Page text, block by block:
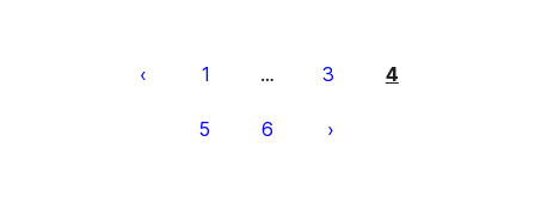
1 … 3 4
5 6